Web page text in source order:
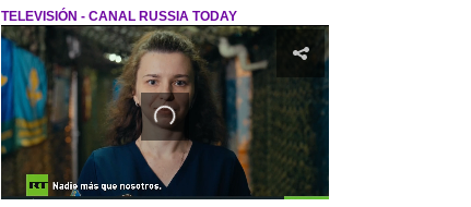
TELEVISIÓN - CANAL RUSSIA TODAY